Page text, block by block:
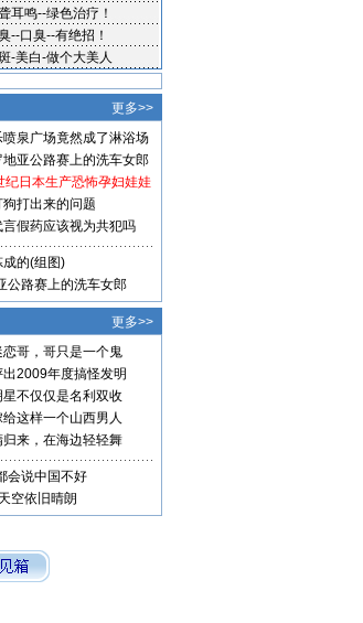
更多>>
喷泉广场竟然成了淋浴场
地亚公路赛上的洗车女郎
纪日本生产恐怖孕妇娃娃
狗打出来的问题
言假药应该视为共犯吗
成的(组图)
公路赛上的洗车女郎
更多>>
恋哥，哥只是一个鬼
出2009年度搞怪发明
星不仅仅是名利双收
给这样一个山西男人
归来，在海边轻轻舞
会说中国不好
空依旧晴朗